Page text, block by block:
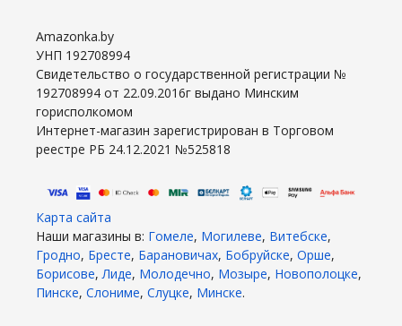
Amazonka.by
УНП 192708994
Свидетельство о государственной регистрации №
192708994 от 22.09.2016г выдано Минским
горисполкомом
Интернет-магазин зарегистрирован в Торговом
реестре РБ 24.12.2021 №525818
Карта сайта
Наши магазины в: Гомеле, Могилеве, Витебске,
Гродно, Бресте, Барановичах, Бобруйске, Орше,
Борисове,Лиде, Молодечно, Мозыре, Новополоцке,
Пинске, Слониме, Слуцке, Минске.